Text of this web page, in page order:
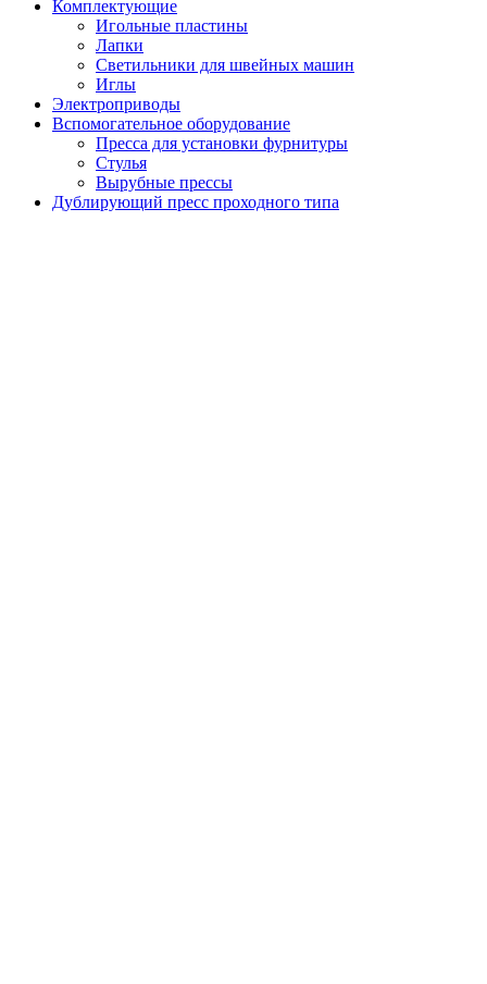
Комплектующие
Игольные пластины
Лапки
Светильники для швейных машин
Иглы
Электроприводы
Вспомогательное оборудование
Пресса для установки фурнитуры
Стулья
Вырубные прессы
Дублирующий пресс проходного типа